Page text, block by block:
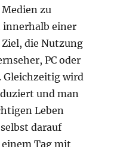
zu
innerhalb einer
die Nutzung
PC oder
Gleichzeitig wird
und man
Leben
darauf
Tag mit